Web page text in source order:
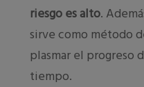
riesgo es alto.
sirve como método
plasmar el progreso
tiempo.